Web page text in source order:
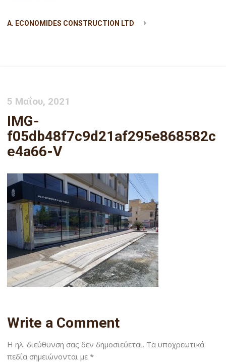
A. ECONOMIDES CONSTRUCTION LTD
5 Μαΐου, 2021
IMG-
f05db48f7c9d21af295e868582c
e4a66-V
Write a Comment
Η ηλ. διεύθυνση σας δεν δημοσιεύεται. Τα υποχρεωτικά
πεδία σημειώνονται με*